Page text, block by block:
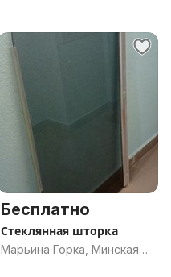
Бесплатно
Стеклянная шторка
Марьина Горка, Минская